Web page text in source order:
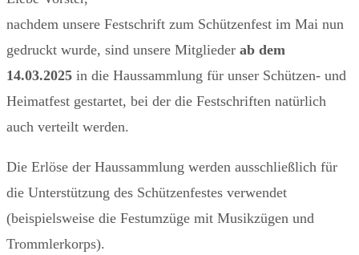
nachdem unsere Festschrift zum Schützenfest im Mai nun
gedruckt wurde, sind unsere Mitglieder ab dem
14.03.2025 in die Haussammlung für unser Schützen- und
Heimatfest gestartet, bei der die Festschriften natürlich
auch verteilt werden.
Die Erlöse der Haussammlung werden ausschließlich für
die Unterstützung des Schützenfestes verwendet
(beispielsweise die Festumzüge mit Musikzügen und
Trommlerkorps).